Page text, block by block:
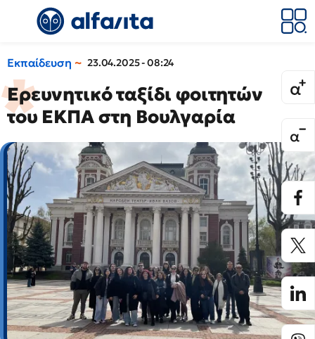
Εκπαίδευση 23.04.2025 - 08:24
Ερευνητικό ταξίδι φοιτητών
του ΕΚΠΑ στη Βουλγαρία